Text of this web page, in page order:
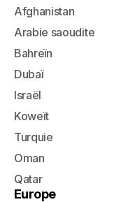
Afghanistan
Arabie saoudite
Bahreïn
Dubaï
Israël
Koweït
Turquie
Oman
Qatar
Europe